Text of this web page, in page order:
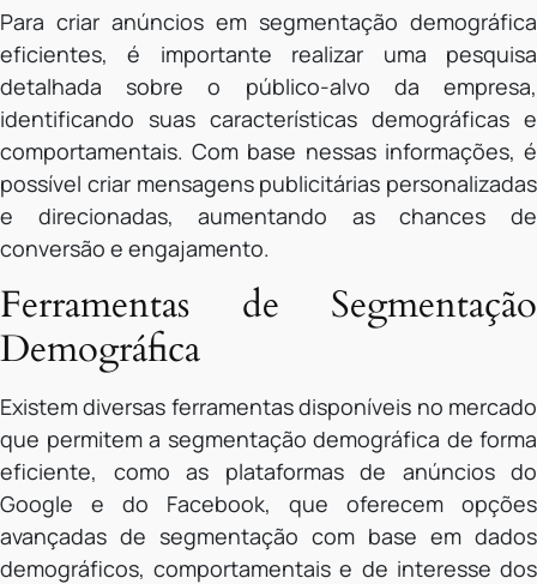
Para criar anúncios em segmentação demográfica
eficientes, é importante realizar uma pesquisa
detalhada sobre o público-alvo da empresa,
identificando suas características demográficas e
comportamentais. Com base nessas informações, é
possível criar mensagens publicitárias personalizadas
e direcionadas, aumentando as chances de
conversão e engajamento.
Ferramentas de Segmentação
Demográfica
Existem diversas ferramentas disponíveis no mercado
que permitem a segmentação demográfica de forma
eficiente, como as plataformas de anúncios do
Google e do Facebook, que oferecem opções
avançadas de segmentação com base em dados
demográficos, comportamentais e de interesse dos